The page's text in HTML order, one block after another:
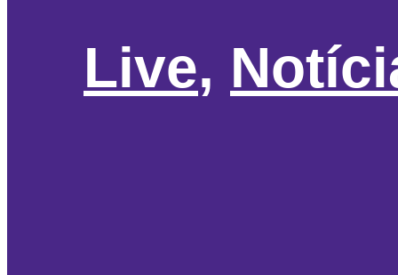
Live,